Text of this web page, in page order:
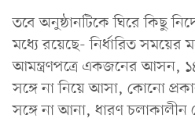
তবে অনুষ্ঠানটিকে ঘিরে কিছু
মধ্যে রয়েছে- নির্ধারিত
আমন্ত্রণপত্রে একজনের আসন,
সঙ্গে না নিয়ে আসা, কোনো
সঙ্গে না আনা, ধারণ